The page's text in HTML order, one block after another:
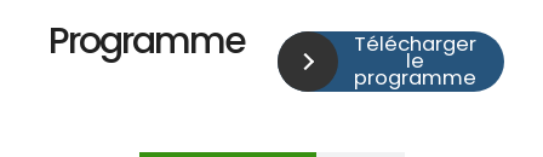
Programme Télécharger
le
programme